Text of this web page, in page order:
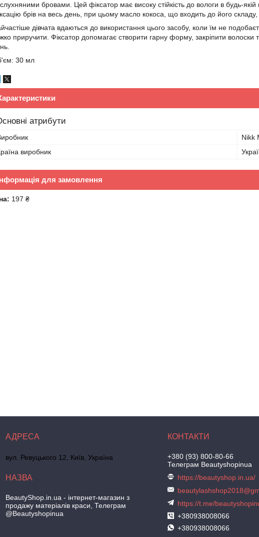
бровами. Цей фіксатор має високу стійкість до вологи в будь-
брів на весь день, при цьому масло кокоса, що входить до його складу,
дівчата вдаються до використання цього засобу, коли їм не
приручити. Фіксатор допомагає створити гарну форму, закріпити волоски
30 мл
атрибути
Nikk
виробник
для замовлення
197 ₴
вул. Ревуцького 12, Київ, Україна
BeautyShop.in.ua - інтернет-магазин з
продажу матеріалів краси, Телеграм
@Beautyshopinua
+380 (93) 800-80-66
Телеграм Beautyshopinua
https://beautyshop.in.ua/
https://t.me/
+380938008066
+380938008066